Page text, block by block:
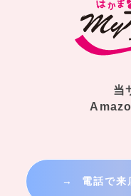
当
→ 電話で